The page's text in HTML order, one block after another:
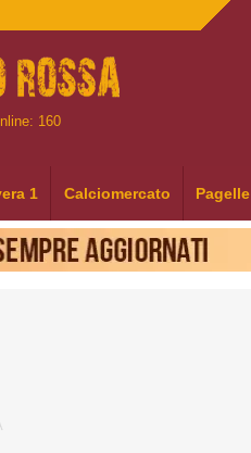
160
1 Calciomercato Pagelle